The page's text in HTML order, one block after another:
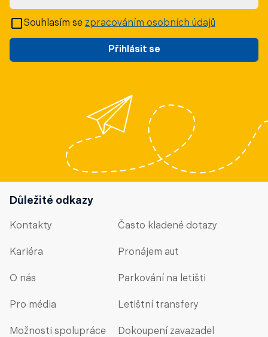
Přihlásit se
Souhlasím se zpracováním osobních údajů
Důležité odkazy
Kontakty
Kariéra
O nás
Pro média
Možnosti spolupráce
Často kladené dotazy
Pronájem aut
Parkování na letišti
Letištní transfery
Dokoupení zavazadel